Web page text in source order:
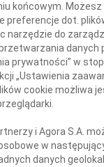
końcowym.
preferencje dot.
narzędzie do
danych
prywatności” w
„Ustawienia
cookie możliwa
i Agora S.A.
w
danych